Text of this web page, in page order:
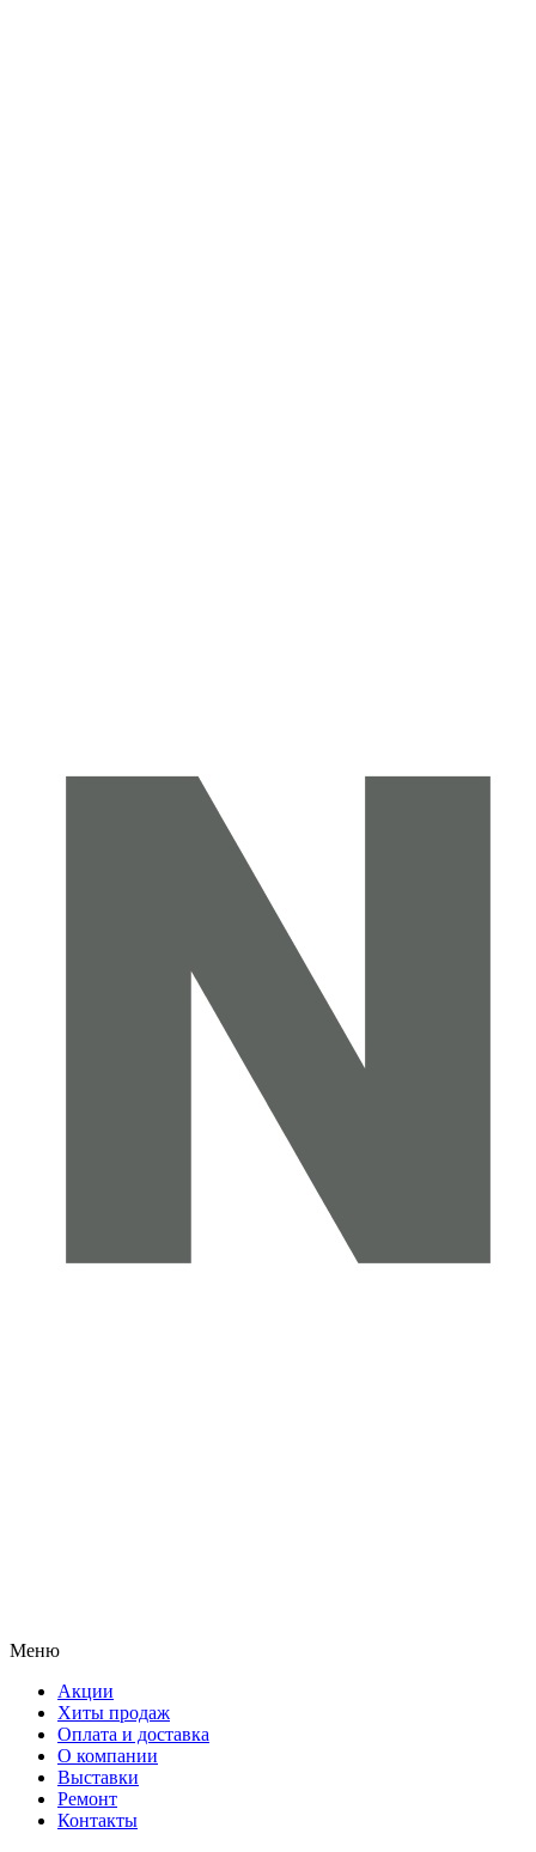
Меню
Акции
Хиты продаж
Оплата и доставка
О компании
Выставки
Ремонт
Контакты